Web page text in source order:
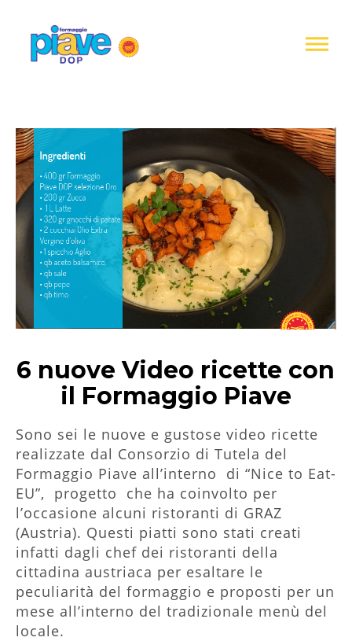
6 nuove Video ricette con
il Formaggio Piave
Sono sei le nuove e gustose video ricette
realizzate dal Consorzio di Tutela del
Formaggio Piave all’interno di “Nice to Eat-
EU”, progetto che ha coinvolto per
l’occasione alcuni ristoranti di GRAZ
(Austria). Questi piatti sono stati creati
infatti dagli chef dei ristoranti della
cittadina austriaca per esaltare le
peculiarità del formaggio e proposti per un
mese all’interno del tradizionale menù del
locale.